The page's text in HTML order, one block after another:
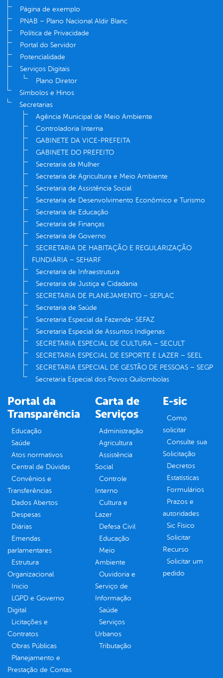
Página de exemplo
PNAB – Plano Nacional Aldir Blanc
Política de Privacidade
Portal do Servidor
Potencialidade
Serviços Digitais
Plano Diretor
Símbolos e Hinos
Secretarias
Agência Municipal de Meio Ambiente
Controladoria Interna
GABINETE DA VICE-PREFEITA
GABINETE DO PREFEITO
Secretaria da Mulher
Secretaria de Agricultura e Meio Ambiente
Secretaria de Assistência Social
Secretaria de Desenvolvimento Econômico e Turismo
Secretaria de Educação
Secretaria de Finanças
Secretaria de Governo
SECRETARIA DE HABITAÇÃO E REGULARIZAÇÃO
FUNDIÁRIA – SEHARF
Secretaria de Infraestrutura
Secretaria de Justiça e Cidadania
SECRETARIA DE PLANEJAMENTO – SEPLAC
Secretaria de Saúde
Secretaria Especial da Fazenda- SEFAZ
Secretaria Especial de Assuntos Indígenas
SECRETARIA ESPECIAL DE CULTURA – SECULT
SECRETARIA ESPECIAL DE ESPORTE E LAZER – SEEL
SECRETARIA ESPECIAL DE GESTÃO DE PESSOAS – SEGP
Secretaria Especial dos Povos Quilombolas
Portal da
Transparência
Educação
Saúde
Atos normativos
Central de Dúvidas
Convênios e
Transferências
Dados Abertos
Despesas
Diárias
Emendas
parlamentares
Estrutura
Organizacional
Inicio
LGPD e Governo
Digital
Licitações e
Contratos
Obras Públicas
Planejamento e
Prestação de Contas
Carta de
Serviços
Administração
Agricultura
Assistência
Social
Controle
Interno
Cultura e
Lazer
Defesa Civil
Educação
Meio
Ambiente
Ouvidoria e
Serviço de
Informação
Saúde
Serviços
Urbanos
Tributação
E-sic
Como
solicitar
Consulte sua
Solicitação
Decretos
Estatísticas
Formulários
Prazos e
autoridades
Sic Físico
Solicitar
Recurso
Solicitar um
pedido